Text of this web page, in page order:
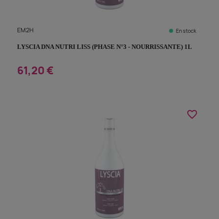
EM2H En stock
LYSCIA DNA NUTRI LISS (PHASE N°3 - NOURRISSANTE) 1L
61,20 €
favorite_border